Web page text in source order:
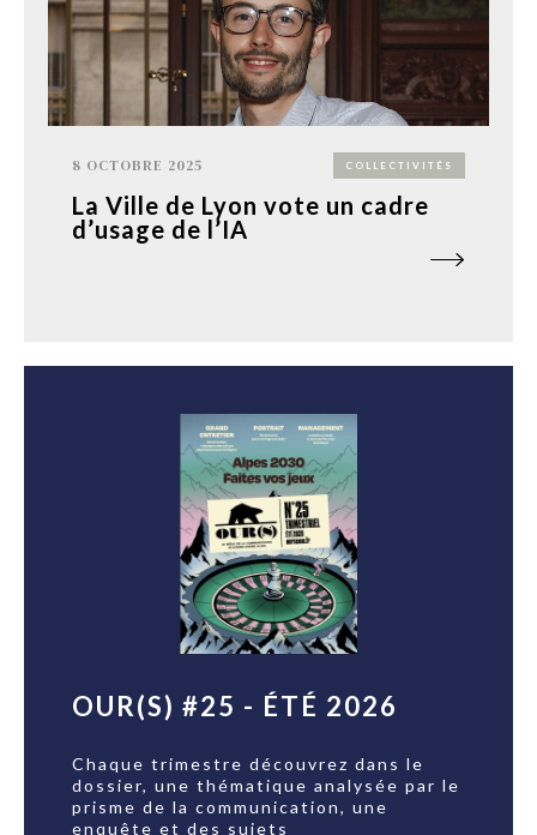
8 OCTOBRE 2025 COLLECTIVITÉS
La Ville de Lyon vote un cadre
d’usage de l’IA
OUR(S) #25 - ÉTÉ 2026
Chaque trimestre découvrez dans le
dossier, une thématique analysée par le
prisme de la communication, une
enquête et des sujets